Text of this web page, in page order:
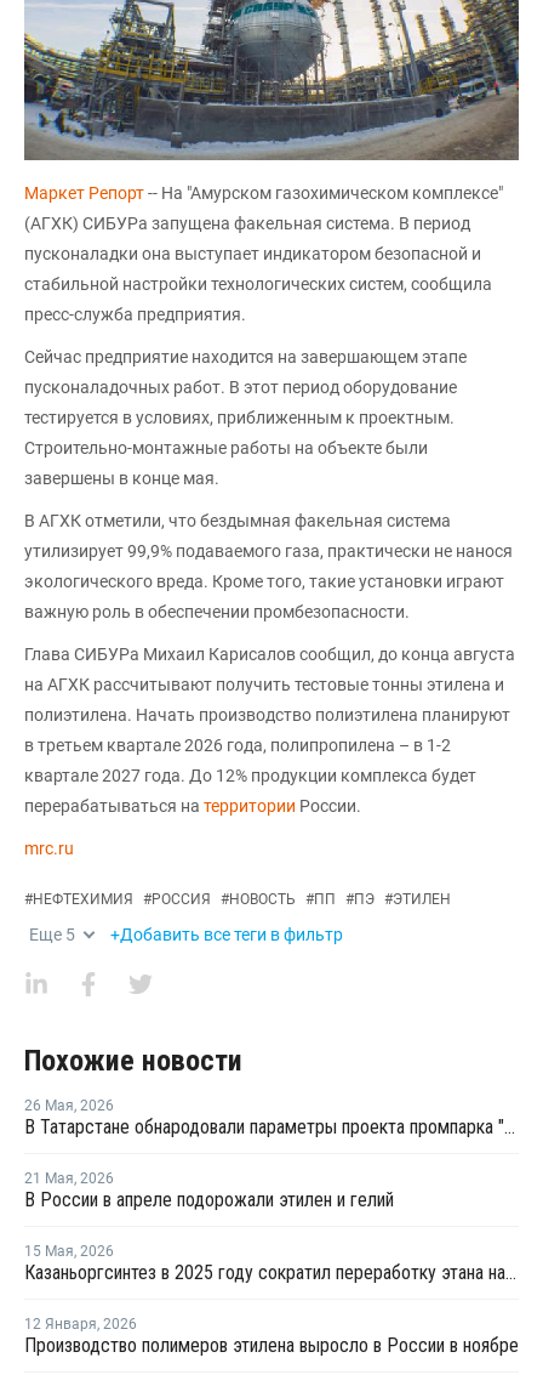
Маркет Репорт-- На "Амурском газохимическом комплексе"
(АГХК) СИБУРа запущена факельная система. В период
пусконаладки она выступает индикатором безопасной и
стабильной настройки технологических систем, сообщила
пресс-служба предприятия.
Сейчас предприятие находится на завершающем этапе
пусконаладочных работ. В этот период оборудование
тестируется в условиях, приближенным к проектным.
Строительно-монтажные работы на объекте были
завершены в конце мая.
В АГХК отметили, что бездымная факельная система
утилизирует 99,9% подаваемого газа, практически не нанося
экологического вреда. Кроме того, такие установки играют
важную роль в обеспечении промбезопасности.
Глава СИБУРа Михаил Карисалов сообщил, до конца августа
на АГХК рассчитывают получить тестовые тонны этилена и
полиэтилена. Начать производство полиэтилена планируют
в третьем квартале 2026 года, полипропилена – в 1-2
квартале 2027 года. До 12% продукции комплекса будет
перерабатываться на территории России.
mrc.ru
#НЕФТЕХИМИЯ #РОССИЯ #НОВОСТЬ #ПП #ПЭ #ЭТИЛЕН
Еще 5 +Добавить все теги в фильтр
Похожие новости
26 Мая, 2026
В Татарстане обнародовали параметры проекта промпарка "Этилен-600"
21 Мая, 2026
В России в апреле подорожали этилен и гелий
15 Мая, 2026
Казаньоргсинтез в 2025 году сократил переработку этана на 5%, сжиженного газа – на 24%
12 Января, 2026
Производство полимеров этилена выросло в России в ноябре